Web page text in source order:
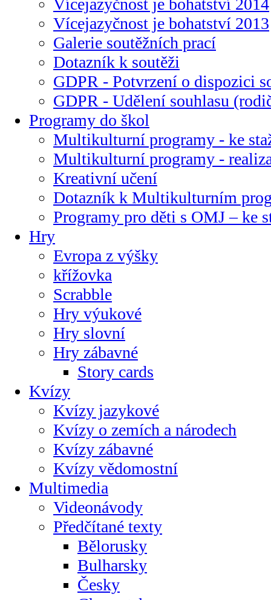
Vícejazyčnost je bohatství 2014
Vícejazyčnost je bohatství 2013
Galerie soutěžních prací
Dotazník k soutěži
GDPR - Potvrzení o dispozici
GDPR - Udělení souhlasu
Programy do škol
Multikulturní programy - ke
Multikulturní programy -
Kreativní učení
Dotazník k Multikulturním
Programy pro děti s OMJ – ke
Hry
Evropa z výšky
křížovka
Scrabble
Hry výukové
Hry slovní
Hry zábavné
Story cards
Kvízy
Kvízy jazykové
Kvízy o zemích a národech
Kvízy zábavné
Kvízy vědomostní
Multimedia
Videonávody
Předčítané texty
Bělorusky
Bulharsky
Česky